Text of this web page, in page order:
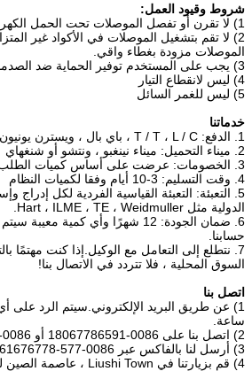
شروط وقيود العمل:
1) لا تقرن أو تفصل الموصلات تحت الحمل الكهربائي ؛
2) لا تقم بتشغيل الموصلات في الأكواد غير
الموصلات مزودة بغطاء واقي.
3) يجب على المستخدم توفير الحماية ضد الصدمات الكهربائية
4) ليس لانقطاع التيار
5) ليس للغمر السائل
خدماتنا
1. الدفع: T / T ، L / C ، باي بال ، ويسترن يونيون
2. ميناء التحميل: ميناء نينغبو ، ونتشو أو شنغهاي
3. الخصومات: عرضت على أساس كميات الطلب
4. وقت التسليم: 3-10 أيام وفقا لكميات النظام
5. التعبئة: التعبئة القياسية الفردية لكل إدراج
الدولية مثل Hart ، ILME ، TE ، Weidmuller.
6. ضمان الجودة: 12 شهرًا وأي كمية
حسابنا.
7. نتطلع إلى التعامل مع الوكيل.إذا كنت مهتمًا
السوق المحلية ، فلا تتردد في الاتصال بنا!
اتصل بنا
ساعة.
2) اتصل بنا على 0086-18067786591 أو 0086-577-61676777
3) أرسل لنا بالفاكس عبر 0086-577-61676778
4) قم بزيارتنا في Liushi Town ، عاصمة الصين للصناعات الكهربائية!